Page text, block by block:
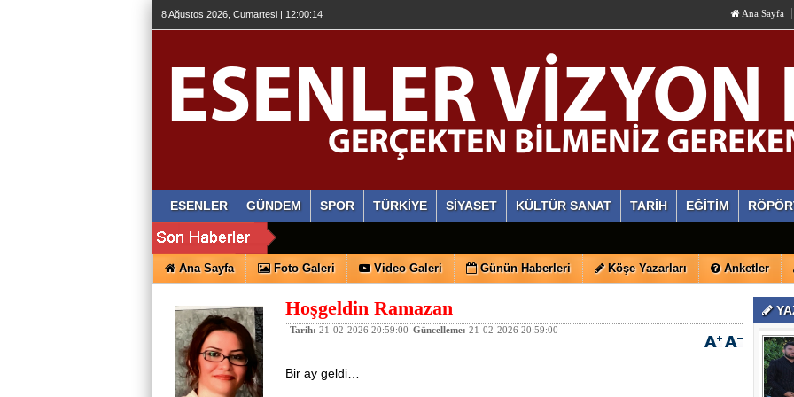
8 Ağustos 2026, Cumartesi | 12:00:14 Ana Sayfa
ESENLER GÜNDEM SPOR TÜRKİYE SİYASET KÜLTÜR SANAT TARİH EĞİTİM
Ana Sayfa Foto Galeri Video Galeri Günün Haberleri Köşe Yazarları Anketler
Hoşgeldin Ramazan
Tarih: 21-02-2026 20:59:00 Güncelleme: 21-02-2026 20:59:00
Bir ay geldi…